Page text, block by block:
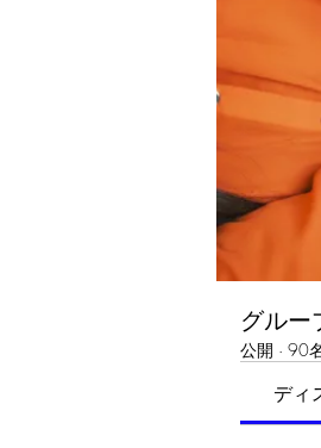
グルー
公開 · 90
ディ